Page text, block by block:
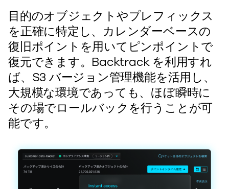
目的のオブジェクトやプレフィックス
を正確に特定し、カレンダーベースの
復旧ポイントを用いてピンポイントで
復元できます。Backtrack を利用すれ
ば、S3 バージョン管理機能を活用し、
大規模な環境であっても、ほぼ瞬時に
その場でロールバックを行うことが可
能です。